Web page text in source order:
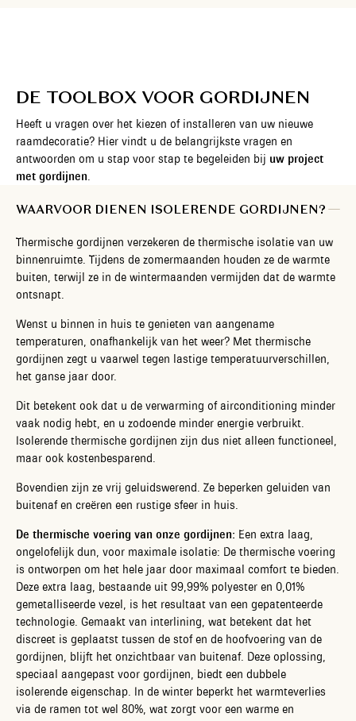
DE TOOLBOX VOOR GORDIJNEN
Heeft u vragen over het kiezen of installeren van uw nieuwe
raamdecoratie? Hier vindt u de belangrijkste vragen en
antwoorden om u stap voor stap te begeleiden bij uw project
met gordijnen.
WAARVOOR DIENEN ISOLERENDE GORDIJNEN?
Thermische gordijnen verzekeren de thermische isolatie van uw
binnenruimte. Tijdens de zomermaanden houden ze de warmte
buiten, terwijl ze in de wintermaanden vermijden dat de warmte
ontsnapt.
Wenst u binnen in huis te genieten van aangename
temperaturen, onafhankelijk van het weer? Met thermische
gordijnen zegt u vaarwel tegen lastige temperatuurverschillen,
het ganse jaar door.
Dit betekent ook dat u de verwarming of airconditioning minder
vaak nodig hebt, en u zodoende minder energie verbruikt.
Isolerende thermische gordijnen zijn dus niet alleen functioneel,
maar ook kostenbesparend.
Bovendien zijn ze vrij geluidswerend. Ze beperken geluiden van
buitenaf en creëren een rustige sfeer in huis.
De thermische voering van onze gordijnen: Een extra laag,
ongelofelijk dun, voor maximale isolatie: De thermische voering
is ontworpen om het hele jaar door maximaal comfort te bieden.
Deze extra laag, bestaande uit 99,99% polyester en 0,01%
gemetalliseerde vezel, is het resultaat van een gepatenteerde
technologie. Gemaakt van interlining, wat betekent dat het
discreet is geplaatst tussen de stof en de hoofvoering van de
gordijnen, blijft het onzichtbaar van buitenaf. Deze oplossing,
speciaal aangepast voor gordijnen, biedt een dubbele
isolerende eigenschap. In de winter beperkt het warmteverlies
via de ramen tot wel 80%, wat zorgt voor een warme en